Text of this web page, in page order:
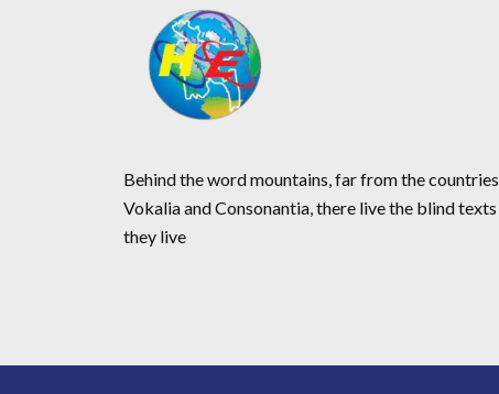
Behind the word mountains, far from the countries
Vokalia and Consonantia, there live the blind texts
they live